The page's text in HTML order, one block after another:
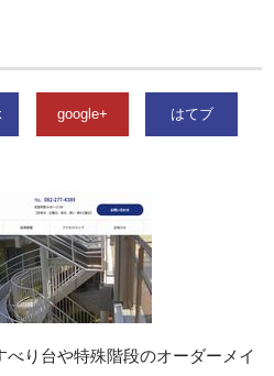
google+ はてブ
り台や特殊階段のオーダーメイ